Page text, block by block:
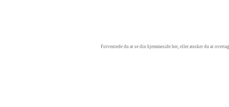
Forventede du at se din hjemmeside her, eller ønsker du at